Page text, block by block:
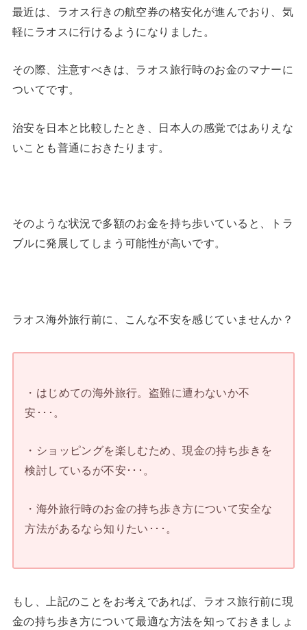
最近は、ラオス行きの航空券の格安化が進んでおり、気
軽にラオスに行けるようになりました。
その際、注意すべきは、ラオス旅行時のお金のマナーに
ついてです。
治安を日本と比較したとき、日本人の感覚ではありえな
いことも普通におきたります。
そのような状況で多額のお金を持ち歩いていると、トラ
ブルに発展してしまう可能性が高いです。
ラオス海外旅行前に、こんな不安を感じていませんか？
・はじめての海外旅行。盗難に遭わないか不
安･･･。
・ショッピングを楽しむため、現金の持ち歩きを
検討しているが不安･･･。
・海外旅行時のお金の持ち歩き方について安全な
方法があるなら知りたい･･･。
もし、上記のことをお考えであれば、ラオス旅行前に現
金の持ち歩き方について最適な方法を知っておきましょ